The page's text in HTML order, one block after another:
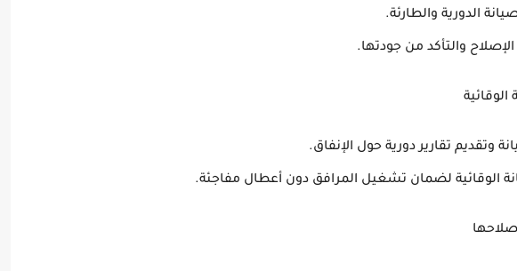
الدورية والطارئة.
والتأكد من جودتها.
الوقائية
وتقديم تقارير دورية حول الإنفاق.
الوقائية لضمان تشغيل المرافق دون أعطال مفاجئة.